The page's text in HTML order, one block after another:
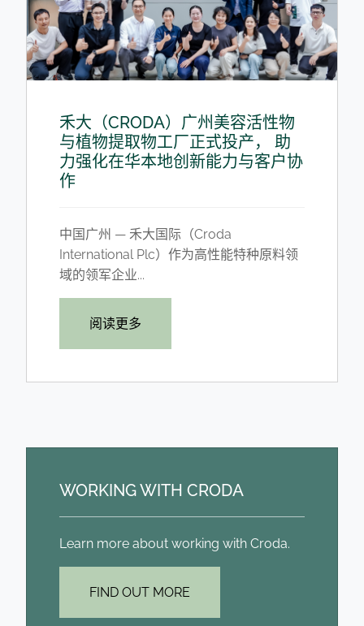
禾大（CRODA）广州美容活性物
与植物提取物工厂正式投产， 助
力强化在华本地创新能力与客户协
作
中国广州 — 禾大国际（Croda
International Plc）作为高性能特种原料领
域的领军企业...
阅读更多
WORKING WITH CRODA
Learn more about working with Croda.
FIND OUT MORE